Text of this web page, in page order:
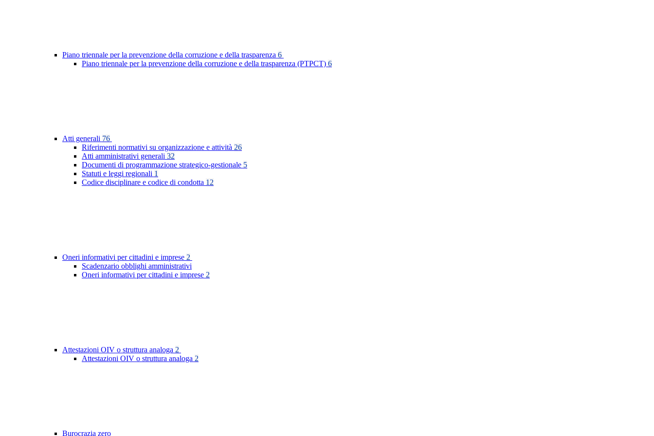
Piano triennale per la prevenzione della corruzione e della trasparenza 6
Piano triennale per la prevenzione della corruzione e della trasparenza (PTPCT) 6
Atti generali 76
Riferimenti normativi su organizzazione e attività 26
Atti amministrativi generali 32
Documenti di programmazione strategico-gestionale 5
Statuti e leggi regionali 1
Codice disciplinare e codice di condotta 12
Oneri informativi per cittadini e imprese 2
Scadenzario obblighi amministrativi
Oneri informativi per cittadini e imprese 2
Attestazioni OIV o struttura analoga 2
Attestazioni OIV o struttura analoga 2
Burocrazia zero